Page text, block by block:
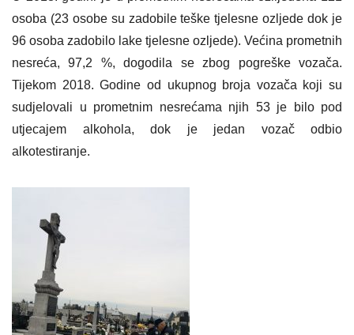
osoba (23 osobe su zadobile teške tjelesne ozljede dok je
96 osoba zadobilo lake tjelesne ozljede). Većina prometnih
nesreća, 97,2 %, dogodila se zbog pogreške vozača.
Tijekom 2018. Godine od ukupnog broja vozača koji su
sudjelovali u prometnim nesrećama njih 53 je bilo pod
utjecajem alkohola, dok je jedan vozač odbio
alkotestiranje.